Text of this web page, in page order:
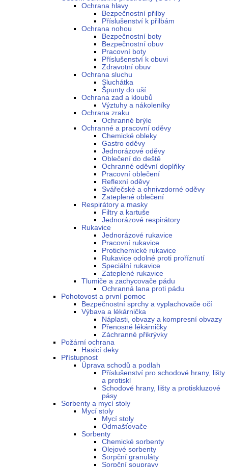
Ochrana hlavy
Bezpečnostní přilby
Příslušenství k přilbám
Ochrana nohou
Bezpečnostní boty
Bezpečnostní obuv
Pracovní boty
Příslušenství k obuvi
Zdravotní obuv
Ochrana sluchu
Sluchátka
Špunty do uší
Ochrana zad a kloubů
Výztuhy a nákoleníky
Ochrana zraku
Ochranné brýle
Ochranné a pracovní oděvy
Chemické obleky
Gastro oděvy
Jednorázové oděvy
Oblečení do deště
Ochranné oděvní doplňky
Pracovní oblečení
Reflexní oděvy
Svářečské a ohnivzdorné oděvy
Zateplené oblečení
Respirátory a masky
Filtry a kartuše
Jednorázové respirátory
Rukavice
Jednorázové rukavice
Pracovní rukavice
Protichemické rukavice
Rukavice odolné proti proříznutí
Speciální rukavice
Zateplené rukavice
Tlumiče a zachycovače pádu
Ochranná lana proti pádu
Pohotovost a první pomoc
Bezpečnostní sprchy a vyplachovače očí
Výbava a lékárnička
Náplasti, obvazy a kompresní obvazy
Přenosné lékárničky
Záchranné přikrývky
Požární ochrana
Hasicí deky
Přístupnost
Úprava schodů a podlah
Příslušenství pro schodové hrany, lišty
a protiskl
Schodové hrany, lišty a protiskluzové
pásy
Sorbenty a mycí stoly
Mycí stoly
Mycí stoly
Odmašťovače
Sorbenty
Chemické sorbenty
Olejové sorbenty
Sorpční granuláty
Sorpční soupravy